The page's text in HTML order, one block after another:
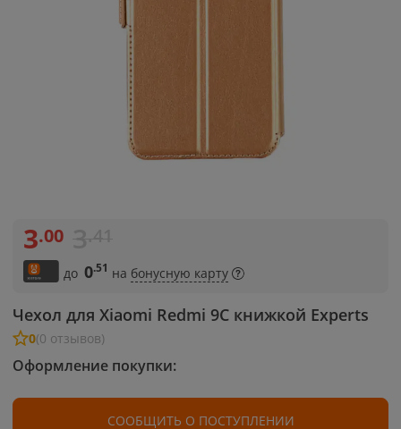
Чехол для Xiaomi Redmi 9C книжкой Experts
0(0 отзывов)
3.00
до 0.51 на бонусную карту
Оформление покупки:
СООБЩИТЬ О ПОСТУПЛЕНИИ